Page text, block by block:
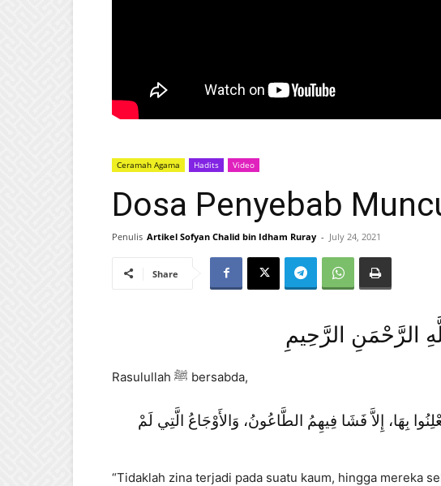
Ceramah Agama Hadits Video
Dosa Penyebab
Penulis Artikel Sofyan Chalid bin Idham Ruray - July 24, 2021
Share
الرَّحْمَنِ الرَّحِيمِ
Rasulullah ﷺ bersabda,
بِهَا، إِلاَّ فَشَا فِيهِمُ الطَّاعُونُ، وَالأَوْجَاعُ الَّتِي لَمْ
“Tidaklah zina terjadi pada suatu kaum, hingga mereka